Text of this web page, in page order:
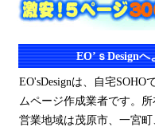
EO’ｓDesign
EO'sDesignは、自宅SOHO
ムページ作成業者です。
営業地域は茂原市、一宮